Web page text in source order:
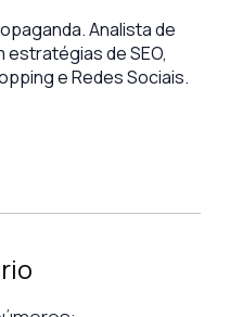
Analista de
estratégias de SEO,
e Redes Sociais.